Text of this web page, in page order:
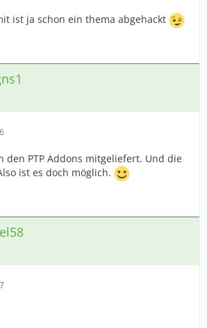
ist ja schon ein thema abgehackt
den PTP Addons mitgeliefert. Und die
ist es doch möglich.